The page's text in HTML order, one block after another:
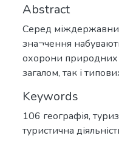
Abstract
Серед
зна¬чення
охорони природних
загалом, так і
Keywords
106 географія,
туристична